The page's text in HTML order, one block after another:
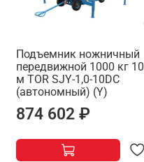
Подъемник ножничный
передвижной 1000 кг 10
м TOR SJY-1,0-10DC
(автономный) (Y)
874 602 ₽